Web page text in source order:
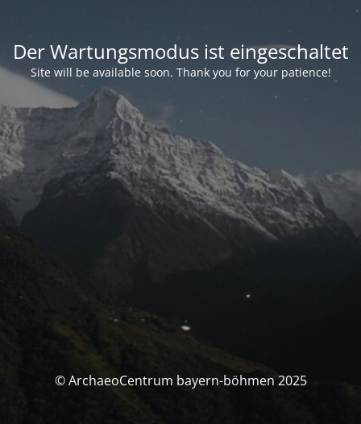
Der Wartungsmodus ist eingeschaltet
Site will be available soon. Thank you for your patience!
© ArchaeoCentrum bayern-böhmen 2025